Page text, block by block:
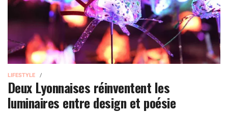
LIFESTYLE
Deux Lyonnaises réinventent les
luminaires entre design et poésie